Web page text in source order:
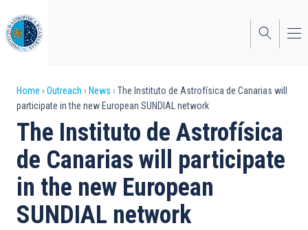
to
main
content
Breadcrumb
Home Outreach News
The Instituto de Astrofísica de Canarias will
participate in the new European SUNDIAL network
The Instituto de Astrofísica
de Canarias will participate
in the new European
SUNDIAL network